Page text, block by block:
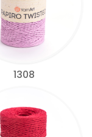
1308